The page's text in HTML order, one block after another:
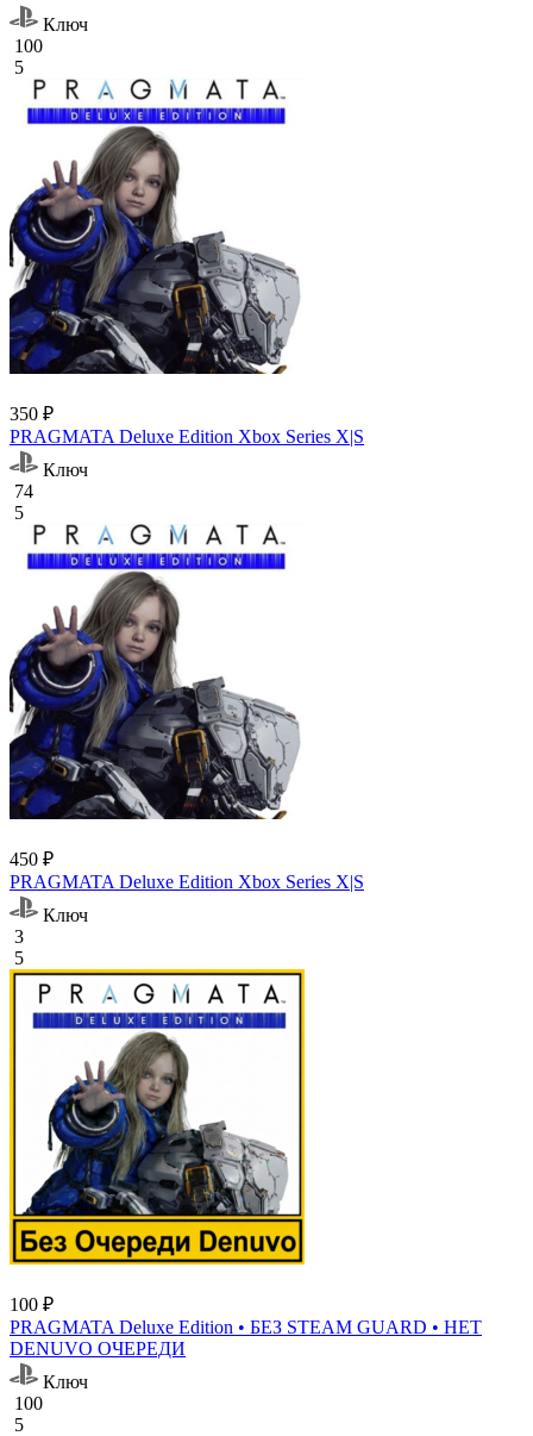
Ключ
100
5
350 ₽
PRAGMATA Deluxe Edition Xbox Series X|S
Ключ
74
5
450 ₽
PRAGMATA Deluxe Edition Xbox Series X|S
Ключ
3
5
100 ₽
PRAGMATA Deluxe Edition • БЕЗ STEAM GUARD • НЕТ
DENUVO ОЧЕРЕДИ
Ключ
100
5